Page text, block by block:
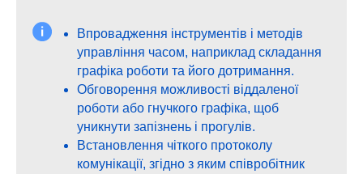
Впровадження інструментів і методів
управління часом, наприклад складання
графіка роботи та його дотримання.
Обговорення можливості віддаленої
роботи або гнучкого графіка, щоб
уникнути запізнень і прогулів.
Встановлення чіткого протоколу
комунікації, згідно з яким співробітник